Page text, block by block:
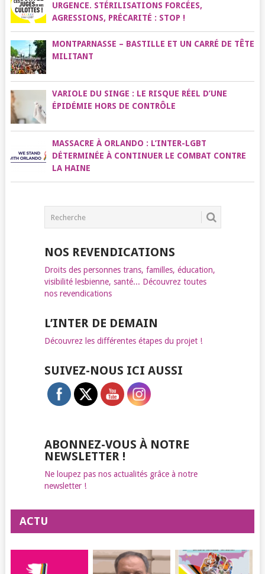
URGENCE. STÉRILISATIONS FORCÉES,
AGRESSIONS, PRÉCARITÉ : STOP !
MONTPARNASSE – BASTILLE ET UN CARRÉ DE TÊTE
MILITANT
VARIOLE DU SINGE : LE RISQUE RÉEL D’UNE
ÉPIDÉMIE HORS DE CONTRÔLE
MASSACRE À ORLANDO : L’INTER-LGBT
DÉTERMINÉE À CONTINUER LE COMBAT CONTRE
LA HAINE
NOS REVENDICATIONS
Droits des personnes trans, familles, éducation,
visibilité lesbienne, santé... Découvrez toutes
nos revendications
L’INTER DE DEMAIN
Découvrez les différentes étapes du projet !
SUIVEZ-NOUS ICI AUSSI
ABONNEZ-VOUS À NOTRE
NEWSLETTER !
Ne loupez pas nos actualités grâce à notre
newsletter !
ACTU